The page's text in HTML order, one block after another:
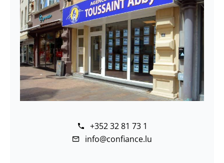
+352 32 81 73 1
info@confiance.lu